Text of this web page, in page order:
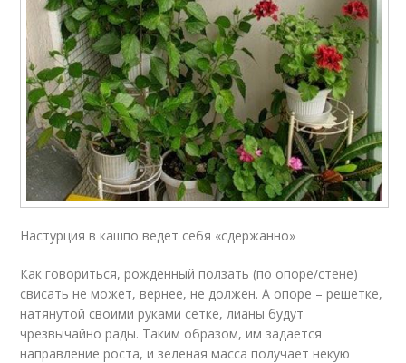
Настурция в кашпо ведет себя «сдержанно»
Как говориться, рожденный ползать (по опоре/стене)
свисать не может, вернее, не должен. А опоре – решетке,
натянутой своими руками сетке, лианы будут
чрезвычайно рады. Таким образом, им задается
направление роста, и зеленая масса получает некую